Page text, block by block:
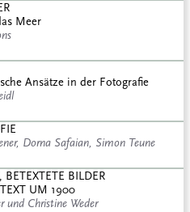
Meer
Ansätze in der Fotografie
Dorna Safaian, Simon Teune
BETEXTETE BILDER
UM 1900
und Christine Weder